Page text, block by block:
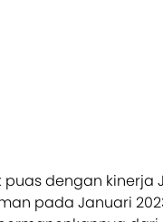
dengan kinerja
pada Januari